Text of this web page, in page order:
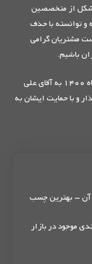
از متخصصین
توانسته با حذف
مشتریان گرامی
باشیم.
مالکیت فروشگاه اینترنتی ایران چسب از خردادماه 1400 به آقای علی
و با حمایت ایشان به
آن – بهترین چسب
موجود در بازار